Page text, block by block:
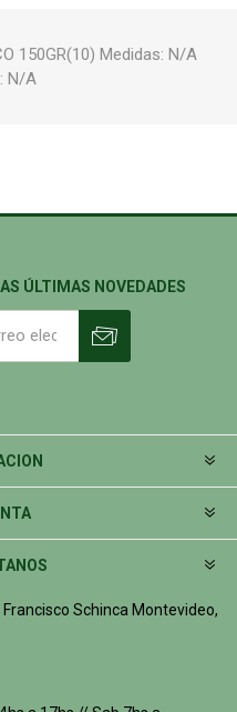
150GR(10) Medidas: N/A
N/A
ÚLTIMAS NOVEDADES
Schinca Montevideo,